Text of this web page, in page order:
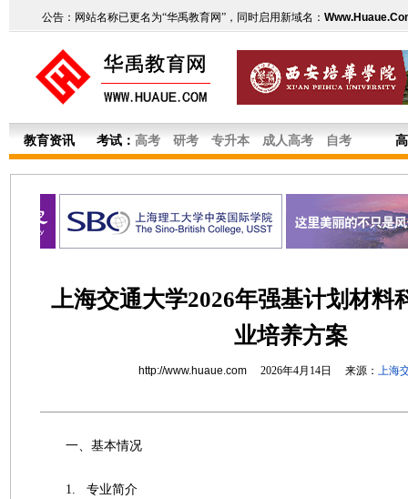
公告：网站名称已更名为“华禹教育网”，同时启用新域名：
教育资讯 考试： 高考 研考 专升本 成人高考 自考
上海交通大学2026年强基计划材料
业培养方案
http://www.huaue.com2026年4月14日 来源： 上海
一、基本情况
1. 专业简介